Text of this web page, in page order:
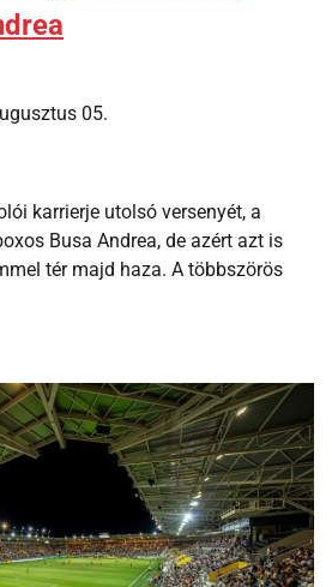
05.
karrierje utolsó versenyét, a
Busa Andrea, de azért azt is
tér majd haza. A többszörös